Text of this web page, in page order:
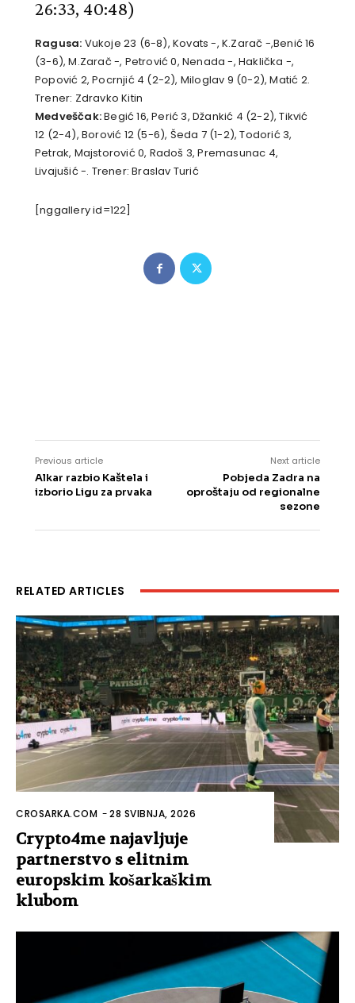
26:33, 40:48)
Ragusa: Vukoje 23 (6-8), Kovats -, K.Zarač -,Benić 16
(3-6), M.Zarač -, Petrović 0, Nenada -, Haklička -,
Popović 2, Pocrnjić 4 (2-2), Miloglav 9 (0-2), Matić 2.
Trener: Zdravko Kitin
Medveščak:Begić 16, Perić 3, Džankić 4 (2-2), Tikvić
12 (2-4), Borović 12 (5-6), Šeda 7 (1-2), Todorić 3,
Petrak, Majstorović 0, Radoš 3, Premasunac 4,
Livajušić -. Trener: Braslav Turić
[nggallery id=122]
Previous article
Alkar razbio Kaštela i
izborio Ligu za prvaka
Next article
Pobjeda Zadra na
oproštaju od regionalne
sezone
RELATED ARTICLES
CROSARKA.COM -28 SVIBNJA, 2026
Crypto4me najavljuje
partnerstvo s elitnim
europskim košarkaškim
klubom